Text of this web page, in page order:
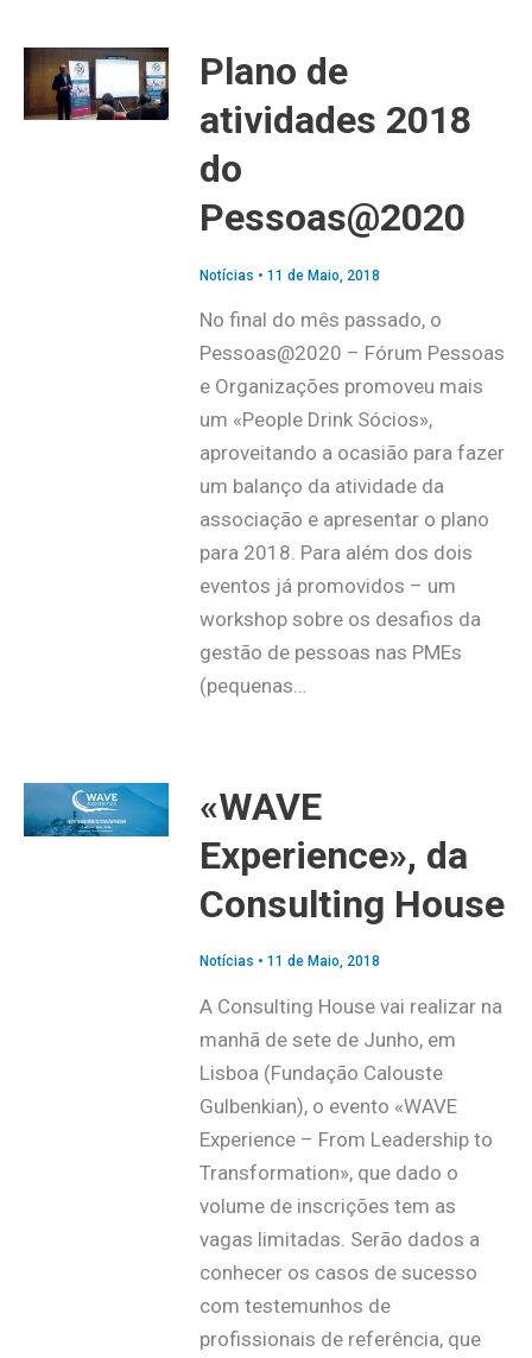
Plano de
atividades 2018
do
Pessoas@2020
Notícias • 11 de Maio, 2018
No final do mês passado, o
Pessoas@2020 – Fórum Pessoas
e Organizações promoveu mais
um «People Drink Sócios»,
aproveitando a ocasião para fazer
um balanço da atividade da
associação e apresentar o plano
para 2018. Para além dos dois
eventos já promovidos – um
workshop sobre os desafios da
gestão de pessoas nas PMEs
(pequenas…
«WAVE
Experience», da
Consulting House
Notícias • 11 de Maio, 2018
A Consulting House vai realizar na
manhã de sete de Junho, em
Lisboa (Fundação Calouste
Gulbenkian), o evento «WAVE
Experience – From Leadership to
Transformation», que dado o
volume de inscrições tem as
vagas limitadas. Serão dados a
conhecer os casos de sucesso
com testemunhos de
profissionais de referência, que